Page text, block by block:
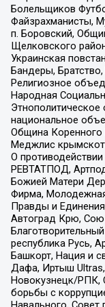
Болельщиков
Файзрахманисты,
п. Боровский,
Щелковского
Украинская
Бандеры,
Религиозное
Народная
Этнополитическое
национальное
Община Коренного
Меджлис
О
РЕВТАТПОД,
Божией Матери
Фирма,
Правды и
Автоград Крю,
республика Русь,
Башкорт, Нация и
Дафа, Иртыш Ultras,
Новокузнецк/РПК,
борьбы с